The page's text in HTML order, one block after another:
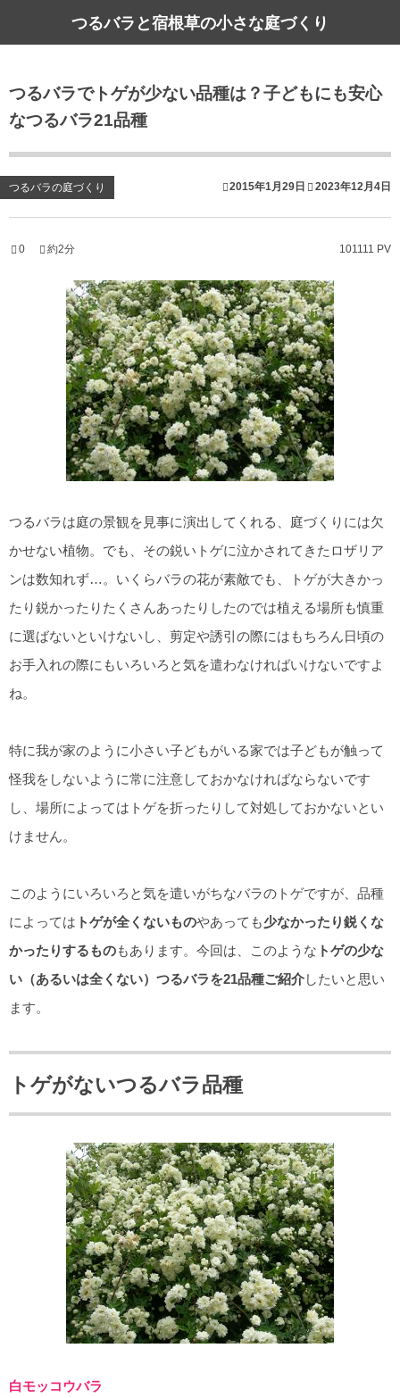
つるバラと宿根草の小さな庭づくり
つるバラでトゲが少ない品種は？子どもにも安心
なつるバラ21品種
つるバラの庭づくり 2015年1月29日 2023年12月4日
0 101111 PV
約2分
つるバラは庭の景観を見事に演出してくれる、庭づくりには欠
かせない植物。でも、その鋭いトゲに泣かされてきたロザリア
ンは数知れず…。いくらバラの花が素敵でも、トゲが大きかっ
たり鋭かったりたくさんあったりしたのでは植える場所も慎重
に選ばないといけないし、剪定や誘引の際にはもちろん日頃の
お手入れの際にもいろいろと気を遣わなければいけないですよ
ね。
特に我が家のように小さい子どもがいる家では子どもが触って
怪我をしないように常に注意しておかなければならないです
し、場所によってはトゲを折ったりして対処しておかないとい
けません。
このようにいろいろと気を遣いがちなバラのトゲですが、品種
によっては トゲが全くないものやあっても少なかったり鋭くな
かったりするものもあります。今回は、このような トゲの少な
い（あるいは全くない）つるバラを21品種ご紹介したいと思い
ます。
トゲがないつるバラ品種
白モッコウバラ